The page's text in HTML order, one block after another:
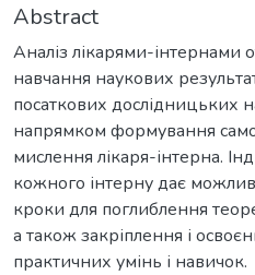
Abstract
Аналіз лікарями-інтернами
навчання наукових
посаткових дослідницьких
напрямком формування
мислення лікаря-інтерна.
кожного інтерну дає
кроки для поглиблення
а також закріплення і
практичних умінь і навичок.